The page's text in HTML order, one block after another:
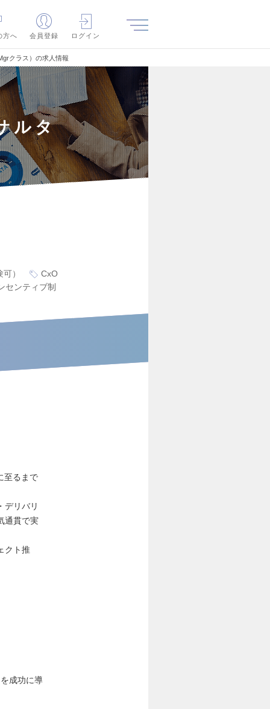
方へ 会員登録 ログイン
クラス）の求人情報
ルタ
）
CxO
センティブ制
至るまで
デリバリ
通貫で実
クト推
成功に導